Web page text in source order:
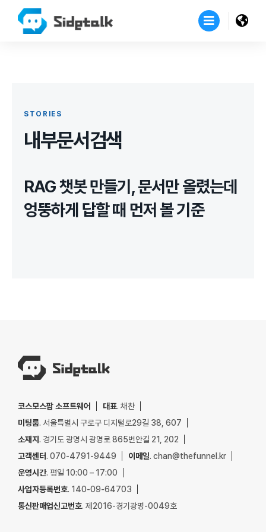
STORIES
내부문서검색
RAG 챗봇 만들기, 문서만 올렸는데
엉뚱하게 답할 때 먼저 볼 기준
코스모스팜 소프트웨어 대표. 채찬
미팅룸. 서울특별시 구로구 디지털로29길 38, 607
소재지. 경기도 광명시 광명로 865번안길 21, 202
고객센터. 070-4791-9449 이메일. chan@thefunnel.kr
운영시간. 평일 10:00 – 17:00
사업자등록번호. 140-09-64703
통신판매업신고번호. 제2016-경기광명-0049호